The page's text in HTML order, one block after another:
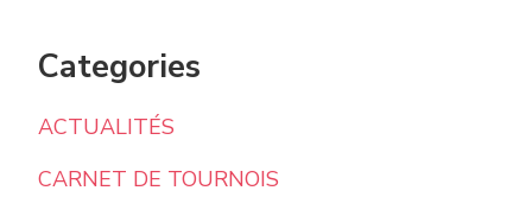
Categories
ACTUALITÉS
CARNET DE TOURNOIS